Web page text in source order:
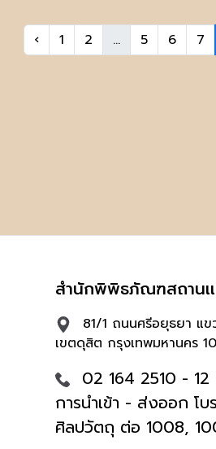
‹ 1 2 ... 5 6 7
สำนักพิพิธภัณฑสถานเ
81/1 ถนนศรีอยุธยา แ
เขตดุสิต กรุงเทพมหานคร
02 164 2510 -
การนำเข้า - ส่งออก โ
ศิลปวัตถุ ต่อ 1008,